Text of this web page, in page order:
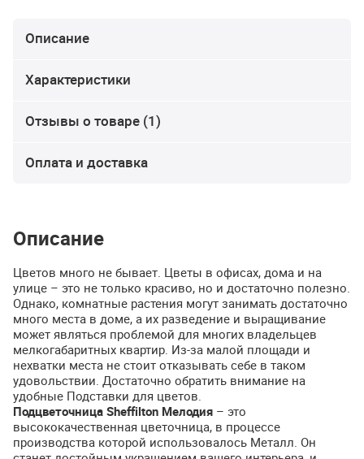
Описание
Характеристики
Отзывы о товаре (1)
Оплата и доставка
Описание
Цветов много не бывает. Цветы в офисах, дома и на
улице – это не только красиво, но и достаточно полезно.
Однако, комнатные растения могут занимать достаточно
много места в доме, а их разведение и выращивание
может являться проблемой для многих владельцев
мелкогабаритных квартир. Из-за малой площади и
нехватки места не стоит отказывать себе в таком
удовольствии. Достаточно обратить внимание на
удобные Подставки для цветов.
Подцветочница Sheffilton Мелодия – это
высококачественная цветочница, в процессе
производства которой использовалось Металл. Он